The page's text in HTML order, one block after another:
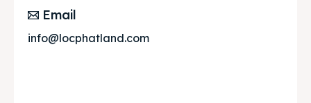
Email
info@locphatland.com